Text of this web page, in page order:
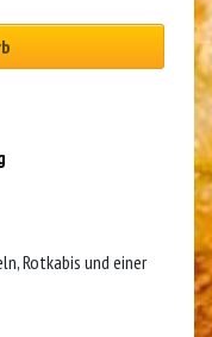
Rotkabis und einer